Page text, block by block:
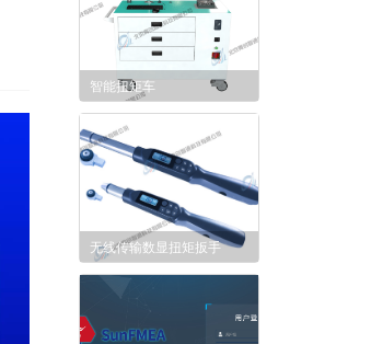
智能扭矩车
无线传输数显扭矩扳手